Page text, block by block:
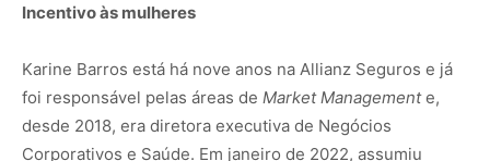
Incentivo às mulheres
Karine Barros está há nove anos na Allianz Seguros e já
foi responsável pelas áreas de Market Managemente,
desde 2018, era diretora executiva de Negócios
Corporativos e Saúde. Em janeiro de 2022, assumiu